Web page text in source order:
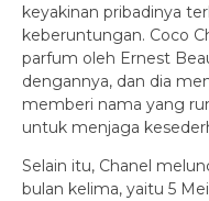
keyakinan pribadinya
keberuntungan. Coco
parfum oleh Ernest
dengannya, dan dia
memberi nama yang
untuk menjaga
Selain itu, Chanel
bulan kelima, yaitu 5